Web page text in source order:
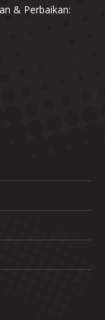
& Perbaikan: